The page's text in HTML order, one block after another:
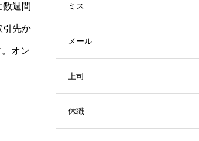
週間
引先か
オン
ミス
メール
上司
休職